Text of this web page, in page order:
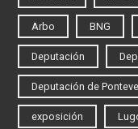
Arbo BNG
Deputación
Deputación de
exposición